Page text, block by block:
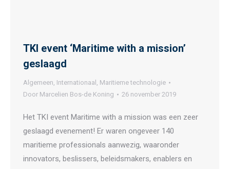
TKI event ‘Maritime with a mission’
geslaagd
Algemeen, Internationaal , Maritieme technologie
Door Marcelien Bos-de Koning 26 november 2019
Het TKI event Maritime with a mission was een zeer
geslaagd evenement! Er waren ongeveer 140
maritieme professionals aanwezig, waaronder
innovators, beslissers, beleidsmakers, enablers en